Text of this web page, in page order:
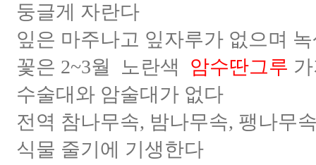
둥글게 자란다
잎은 마주나고 잎자루가 없으며
꽃은 2~3월 노란색 암수딴그루
수술대와 암술대가 없다
전역 참나무속, 밤나무속, 팽나무
식물 줄기에 기생한다